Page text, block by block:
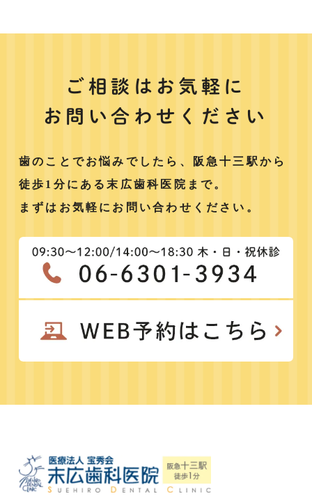
ご相談はお気軽に
お問い合わせください
歯のことでお悩みでしたら、阪急十三駅から
徒歩1分にある末広歯科医院まで。
まずはお気軽にお問い合わせください。